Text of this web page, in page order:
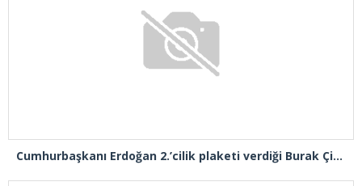
Cumhurbaşkanı Erdoğan 2.’cilik plaketi verdiği Burak Çifci’den Ataşehir seçimlerini kazanma sözünü aldı